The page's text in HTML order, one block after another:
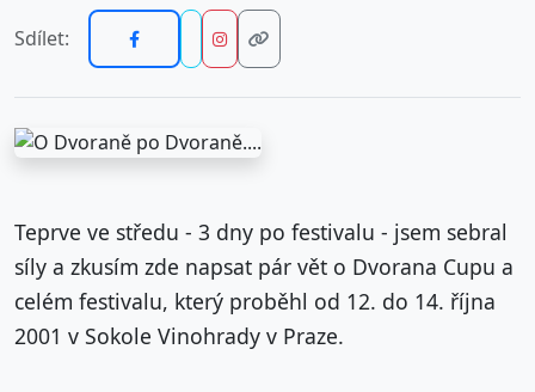
Sdílet:
Teprve ve středu - 3 dny po festivalu - jsem sebral
síly a zkusím zde napsat pár vět o Dvorana Cupu a
celém festivalu, který proběhl od 12. do 14. října
2001 v Sokole Vinohrady v Praze.